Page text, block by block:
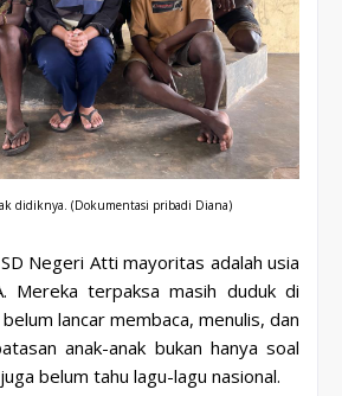
didiknya. (Dokumentasi pribadi Diana)
Negeri Atti mayoritas adalah usia
Mereka terpaksa masih duduk di
lancar membaca, menulis, dan
anak-anak bukan hanya soal
belum tahu lagu-lagu nasional.